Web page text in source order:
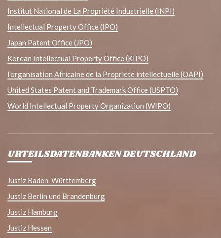
Institut National de La Propriété Industrielle (INPI)
Intellectual Property Office (IPO)
Japan Patent Office (JPO)
Korean Intellectual Property Office (KIPO)
l'organisation Africaine de la Propriété intellectuelle (OAPI)
United States Patent and Trademark Office (USPTO)
World Intellectual Property Organization (WIPO)
URTEILSDATENBANKEN DEUTSCHLAND
Justiz Baden-Württemberg
Justiz Berlin und Brandenburg
Justiz Hamburg
Justiz Hessen